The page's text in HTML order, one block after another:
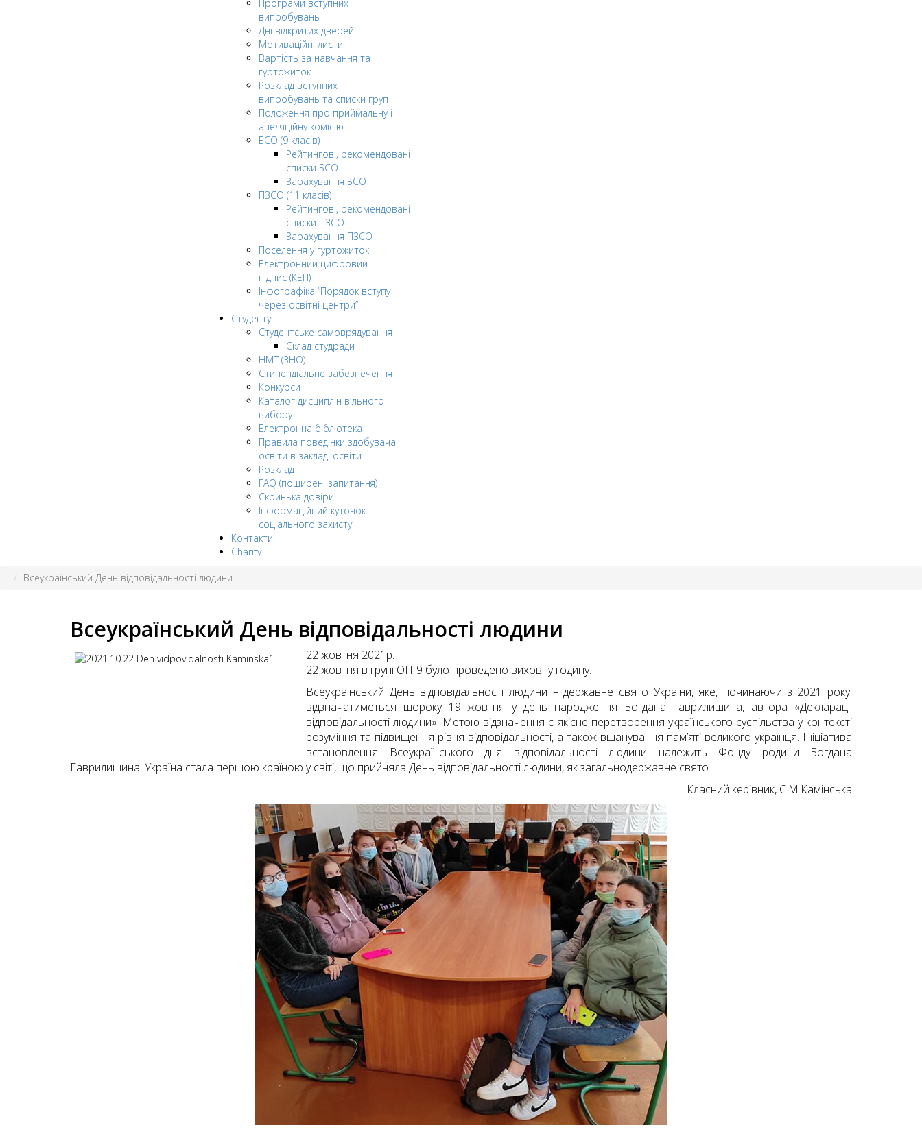
Програми вступних
випробувань
Дні відкритих дверей
Мотиваційні листи
Вартість за навчання та
гуртожиток
Розклад вступних
випробувань та списки груп
Положення про приймальну і
апеляційну комісію
БСО (9 класів)
Рейтингові, рекомендовані
списки БСО
Зарахування БСО
ПЗСО (11 класів)
Рейтингові, рекомендовані
списки ПЗСО
Зарахування ПЗСО
Поселення у гуртожиток
Електронний цифровий
підпис (КЕП)
Інфографіка “Порядок вступу
через освітні центри”
Студенту
Студентське самоврядування
Склад студради
НМТ (ЗНО)
Стипендіальне забезпечення
Конкурси
Каталог дисциплін вільного
вибору
Електронна бібліотека
Правила поведінки здобувача
освіти в закладі освіти
Розклад
FAQ (поширені запитання)
Скринька довіри
Інформаційний куточок
соціального захисту
Контакти
Charity
Всеукраїнський День відповідальності людини
Всеукраїнський День відповідальності людини
22 жовтня 2021р.
22 жовтня в групі ОП-9 було проведено виховну годину.
Всеукраїнський День відповідальності людини – державне свято України, яке, починаючи з 2021 року,
відзначатиметься щороку 19 жовтня у день народження Богдана Гаврилишина, автора «Декларації
відповідальності людини». Метою відзначення є якісне перетворення українського суспільства у контексті
розуміння та підвищення рівня відповідальності, а також вшанування пам’яті великого українця. Ініціатива
встановлення Всеукраїнського дня відповідальності людини належить Фонду родини Богдана
Гаврилишина. Україна стала першою країною у світі, що прийняла День відповідальності людини, як загальнодержавне свято.
Класний керівник, С.М.Камінська